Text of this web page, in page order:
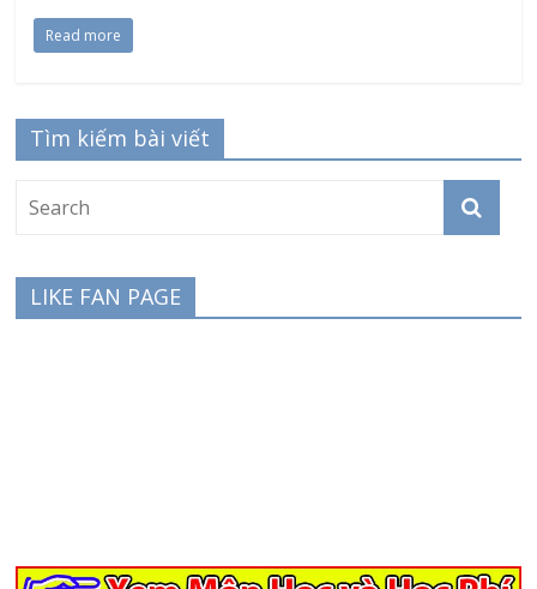
Read more
Tìm kiếm bài viết
LIKE FAN PAGE